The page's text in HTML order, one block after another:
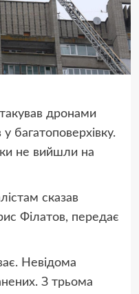
дронами
багатоповерхівку.
не вийшли на
сказав
Філатов, передає
Невідома
З трьома